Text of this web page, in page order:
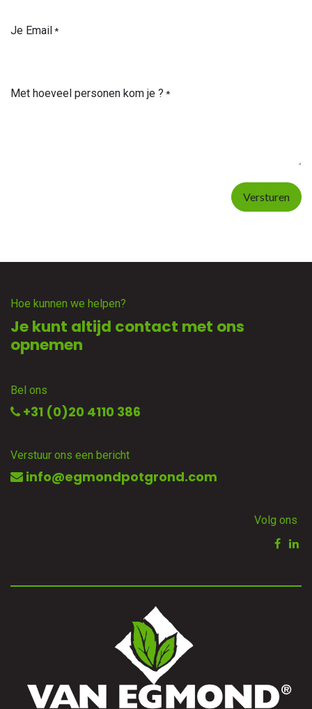
Je Email*
Met hoeveel personen kom je ? *
Versturen
Hoe kunnen we helpen?
Je kunt altijd contact met ons
opnemen
Bel ons
+31 (0)20 4110 386
Verstuur ons een bericht
info@egmondpotgrond.com
Volg ons